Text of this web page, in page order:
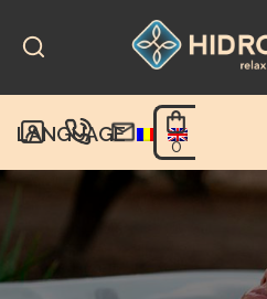
content
LANGUAGE
0